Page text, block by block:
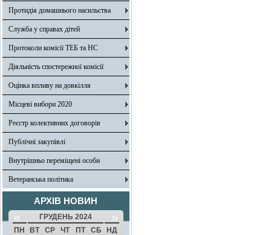
Протидія домашнього насильства
Служба у справах дітей
Протоколи комісії ТЕБ та НС
Діяльність спостережної комісії
Оцінка впливу на довкілля
Місцеві вибори 2020
Реєстр колективних договорів
Публічні закупівлі
Внутрішньо переміщені особи
Ветеранська політика
АРХІВ НОВИН
« ГРУДЕНЬ 2024 »
ПН ВТ СР ЧТ ПТ СБ
НД